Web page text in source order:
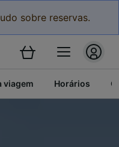
sobre reservas.
viagem Horários